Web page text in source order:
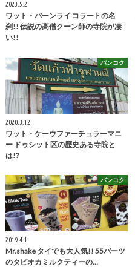
2023.5.2
ワット・バーンライ コラートの名
刹!! 伝説の高僧クーン師の寺院が凄
い!!
バンコク
2020.3.12
ワット・ケーウファーチュラーマニ
ー ドゥシット区の歴史ある寺院と
は!?
バンコク
2019.4.1
Mr.shake タイでも大人気!! 55バーツ
のタピオカミルクティーの…